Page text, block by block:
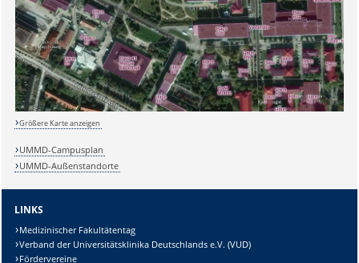
Sicherheitsabfrage:
Größere Karte anzeigen
UMMD-Campusplan
UMMD-Außenstandorte
LINKS
Medizinischer Fakultätentag
Verband der Universitätsklinika Deutschlands e.V. (VUD)
Fördervereine